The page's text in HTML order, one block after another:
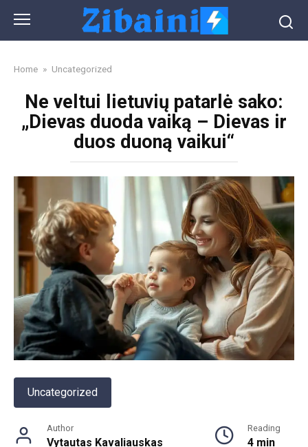
content
Home » Uncategorized
Ne veltui lietuvių patarlė sako:
„Dievas duoda vaiką – Dievas ir
duos duoną vaikui“
Uncategorized
Author
Vytautas Kavaliauskas
Reading
4 min